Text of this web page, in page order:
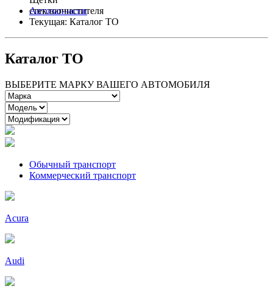
Автозапчасти
Текущая: Каталог ТО
Каталог ТО
ВЫБЕРИТЕ МАРКУ ВАШЕГО АВТОМОБИЛЯ
Обычный транспорт
Коммерческий транспорт
Acura
Audi